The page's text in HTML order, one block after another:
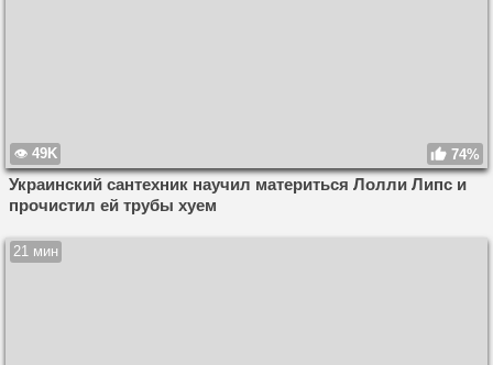
49K 74%
Украинский сантехник научил материться Лолли Липс и
прочистил ей трубы хуем
21 мин